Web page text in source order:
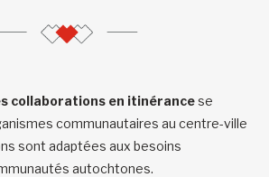
collaborations en itinérancese
communautaires au centre-ville
sont adaptées aux besoins
autochtones.